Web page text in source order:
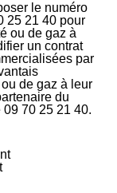
le numéro
25 21 40 pour
ou de gaz à
un contrat
par
de gaz à leur
du
70 25 21 40.